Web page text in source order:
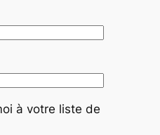
à votre liste de